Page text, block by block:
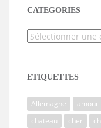
CATÉGORIES
Catégories
ÉTIQUETTES
Allemagne amour
chateau
cher